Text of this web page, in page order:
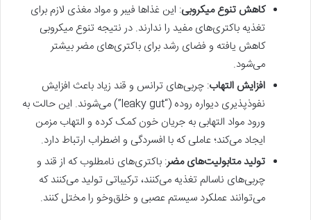
کاهش تنوع میکروبی: این غذاها فیبر و مواد مغذی لازم برای
تغذیه باکتری‌های مفید را ندارند. در نتیجه تنوع میکروبی
کاهش یافته و فضای رشد برای باکتری‌های مضر بیشتر
می‌شود.
افزایش التهاب: چربی‌های ترانس و قند زیاد باعث افزایش
نفوذپذیری دیواره روده (“leaky gut”) می‌شوند. این حالت به
ورود مواد التهابی به جریان خون کمک کرده و التهاب مزمن
ایجاد می‌کند؛ عاملی که با افسردگی و اضطراب ارتباط دارد.
تولید متابولیت‌های مضر: باکتری‌های نامطلوب که از قند و
چربی‌های ناسالم تغذیه می‌کنند، ترکیباتی تولید می‌کنند که
می‌توانند عملکرد سیستم عصبی و خلق‌وخو را مختل کنند.